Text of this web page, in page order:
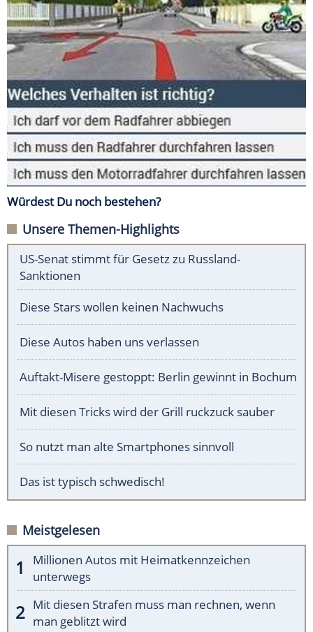
Würdest Du noch bestehen?
Unsere Themen-Highlights
US-Senat stimmt für Gesetz zu Russland-
Sanktionen
Diese Stars wollen keinen Nachwuchs
Diese Autos haben uns verlassen
Auftakt-Misere gestoppt: Berlin gewinnt in Bochum
Mit diesen Tricks wird der Grill ruckzuck sauber
So nutzt man alte Smartphones sinnvoll
Das ist typisch schwedisch!
Meistgelesen
Millionen Autos mit Heimatkennzeichen
unterwegs
Mit diesen Strafen muss man rechnen, wenn
man geblitzt wird